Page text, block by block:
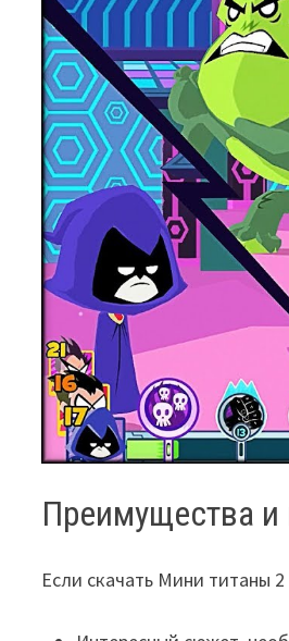
Преимущества и
Если скачать Мини титаны